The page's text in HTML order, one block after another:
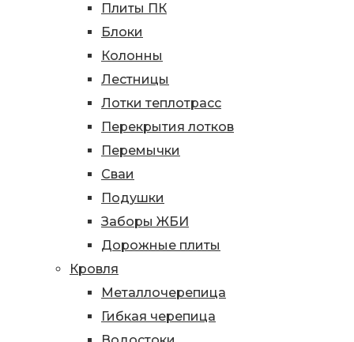
Плиты ПК
Блоки
Колонны
Лестницы
Лотки теплотрасс
Перекрытия лотков
Перемычки
Сваи
Подушки
Заборы ЖБИ
Дорожные плиты
Кровля
Металлочерепица
Гибкая черепица